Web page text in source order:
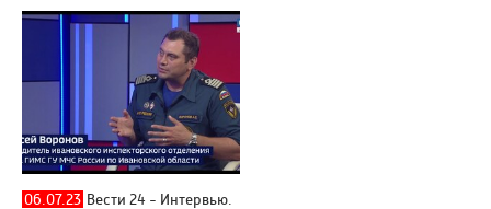
06.07.23 Вести 24 - Интервью.